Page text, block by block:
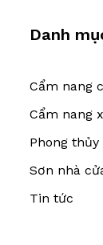
Danh
Cẩm nang
Cẩm nang
Phong thủy
Sơn nhà
Tin tức